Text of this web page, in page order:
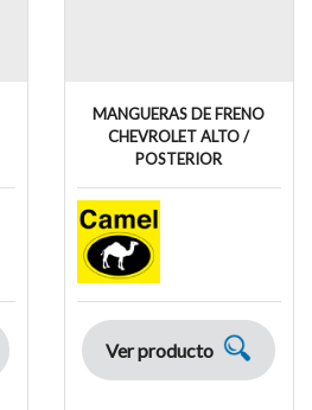
MANGUERAS DE FRENO
CHEVROLET ALTO /
POSTERIOR
Ver producto